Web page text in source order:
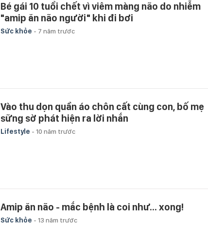
Bé gái 10 tuổi chết vì viêm màng não do nhiễm
"amip ăn não người" khi đi bơi
Sức khỏe - 7 năm trước
Vào thu dọn quần áo chôn cất cùng con, bố mẹ
sững sờ phát hiện ra lời nhắn
Lifestyle - 10 năm trước
Amip ăn não - mắc bệnh là coi như... xong!
Sức khỏe - 13 năm trước